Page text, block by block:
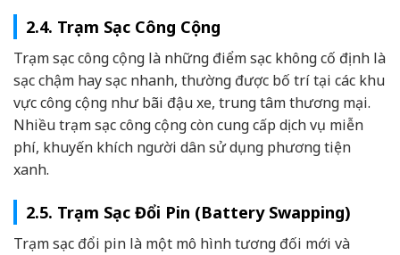
2.4. Trạm Sạc Công Cộng
Trạm sạc công cộng là những điểm sạc không cố định là
sạc chậm hay sạc nhanh, thường được bố trí tại các khu
vực công cộng như bãi đậu xe, trung tâm thương mại.
Nhiều trạm sạc công cộng còn cung cấp dịch vụ miễn
phí, khuyến khích người dân sử dụng phương tiện
xanh.
2.5. Trạm Sạc Đổi Pin (Battery Swapping)
Trạm sạc đổi pin là một mô hình tương đối mới và